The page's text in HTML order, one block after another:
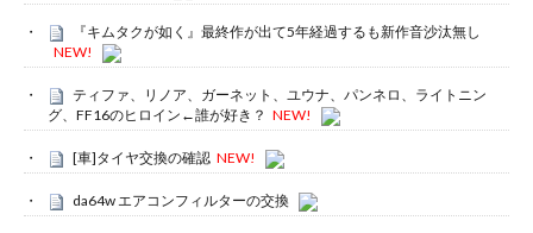
『キムタクが如く』最終作が出て5年経過するも新作音沙汰無し
NEW!
ティファ、リノア、ガーネット、ユウナ、パンネロ、ライトニン
グ、FF16のヒロイン←誰が好き？ NEW!
[車]タイヤ交換の確認 NEW!
da64w エアコンフィルターの交換